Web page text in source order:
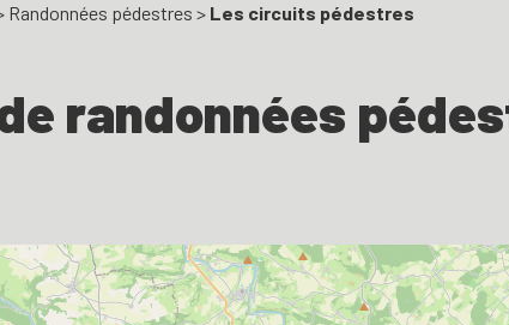
Randonnées pédestres > Les circuits pédestres
randonnées